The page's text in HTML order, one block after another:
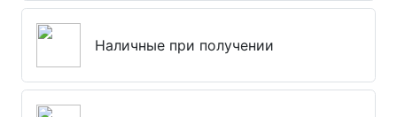
Наличные при получении